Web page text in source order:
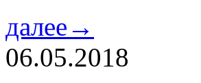
далее→
06.05.2018